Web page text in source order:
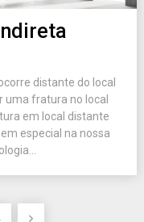
distante do local
uma fratura no local
em local distante
especial na nossa